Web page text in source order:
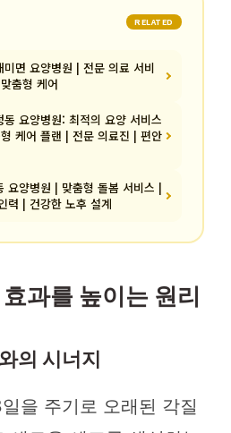
RELATED
면 요양병원 | 전문 의료 서비
춤형 케어
동 요양병원: 최적의 요양 서비스
케어 플랜 | 전문 의료진 | 편안
요양병원 | 맞춤형 돌봄 서비스 |
력 | 건강한 노후 설계
과를 높이는 원리
의 시너지
을 주기로 오래된 각질